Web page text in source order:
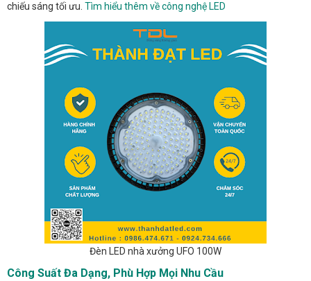
chiếu sáng tối ưu. Tìm hiểu thêm về công nghệ LED
Đèn LED nhà xưởng UFO 100W
Công Suất Đa Dạng, Phù Hợp Mọi Nhu Cầu